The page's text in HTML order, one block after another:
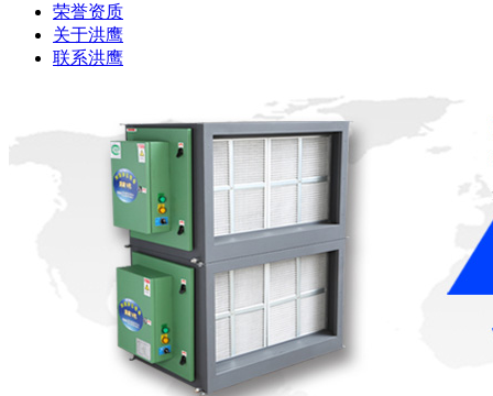
荣誉资质
关于洪鹰
联系洪鹰